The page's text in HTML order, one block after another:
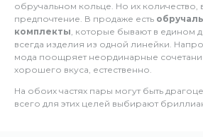
обручальном кольце. Но их количество,
предпочтение. В продаже есть
комплекты, которые бывают в едином
всегда изделия из одной линейки.
мода поощряет неординарные
хорошего вкуса, естественно.
На обоих частях пары могут быть
всего для этих целей выбирают